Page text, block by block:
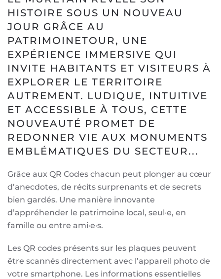
HISTOIRE SOUS UN NOUVEAU
JOUR GRÂCE AU
PATRIMOINETOUR, UNE
EXPÉRIENCE IMMERSIVE QUI
INVITE HABITANTS ET VISITEURS À
EXPLORER LE TERRITOIRE
AUTREMENT. LUDIQUE, INTUITIVE
ET ACCESSIBLE À TOUS, CETTE
NOUVEAUTÉ PROMET DE
REDONNER VIE AUX MONUMENTS
EMBLÉMATIQUES DU SECTEUR...
Grâce aux QR Codes chacun peut plonger au cœur
d’anecdotes, de récits surprenants et de secrets
bien gardés. Une manière innovante
d’appréhender le patrimoine local, seul·e, en
famille ou entre ami·e·s.
Les QR codes présents sur les plaques peuvent
être scannés directement avec l’appareil photo de
votre smartphone. Les informations essentielles